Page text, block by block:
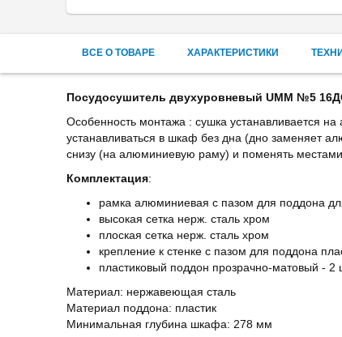
ВСЕ О ТОВАРЕ ХАРАКТЕРИСТИКИ
Посудосушитель двухуровневый UMM №5
Особенность монтажа : сушка устанавливается
устанавливаться в шкаф без дна (дно заменяет
снизу (на алюминиевую раму) и поменять
Комплектация:
рамка алюминиевая с пазом для поддона
высокая сетка нерж. сталь хром
плоская сетка нерж. сталь хром
крепление к стенке с пазом для поддона
пластиковый поддон прозрачно-матовый - 2
Материал: нержавеющая сталь
Материал поддона: пластик
Минимальная глубина шкафа: 278 мм